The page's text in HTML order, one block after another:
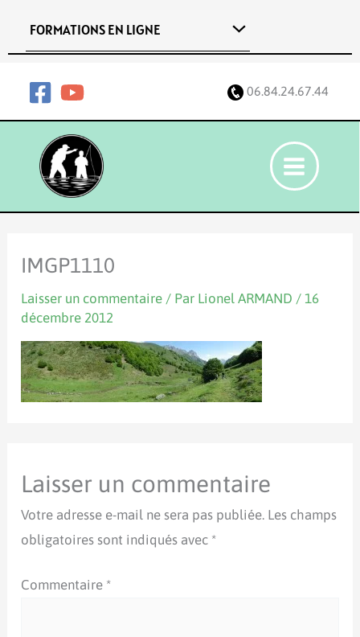
FORMATIONS EN LIGNE
06.84.24.67.44
IMGP1110
Laisser un commentaire / Par Lionel ARMAND /16
décembre 2012
Laisser un commentaire
Votre adresse e-mail ne sera pas publiée. Les champs
obligatoires sont indiqués avec *
Commentaire *